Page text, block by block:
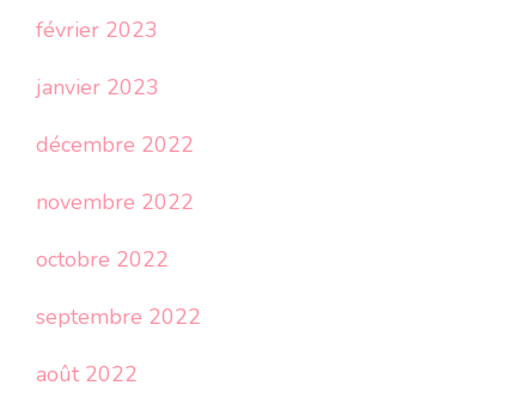
février 2023
janvier 2023
décembre 2022
novembre 2022
octobre 2022
septembre 2022
août 2022